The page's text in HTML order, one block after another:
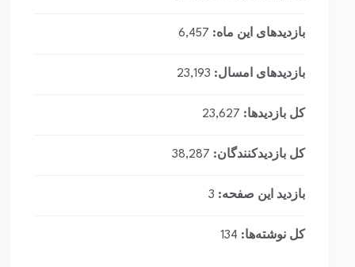
بازدیدهای این ماه: 6,457
بازدیدهای امسال: 23,193
کل بازدیدها: 23,627
کل بازدیدکنند‌گان: 38,287
بازدید این صفحه: 3
کل نوشته‌ها: 134